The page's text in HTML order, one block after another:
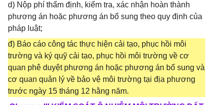
d) Nộp phí thẩm định, kiểm tra, xác nhận hoàn thành
phương án hoặc phương án bổ sung theo quy định của
pháp luật;
đ) Báo cáo công tác thực hiện cải tạo, phục hồi môi
trường và ký quỹ cải tạo, phục hồi môi trường về cơ
quan phê duyệt phương án hoặc phương án bổ sung và
cơ quan quản lý về bảo vệ môi trường tại địa phương
trước ngày 15 tháng 12 hằng năm.